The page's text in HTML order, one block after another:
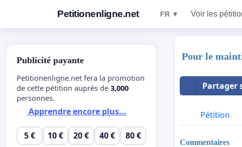
Petitionenligne.net FR ▼ Voir les
Pour le
Partager
Pétition
Commentaires
Publicité payante
Petitionenligne.net fera la promotion
de cette pétition auprès de 3,000
personnes.
Apprendre encore plus...
5 € 10 € 20 € 40 € 80 €